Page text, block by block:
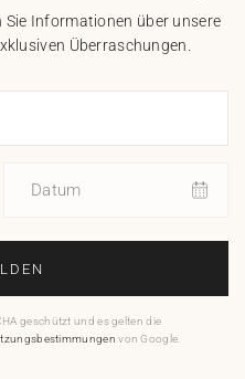
Sie Informationen über unsere
Überraschungen.
Datum
geschützt und es gelten die
von Google.